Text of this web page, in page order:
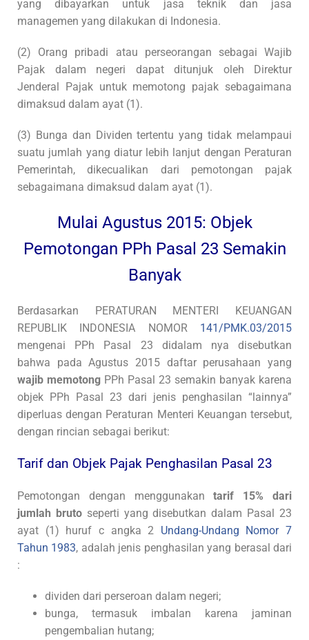
yang dibayarkan untuk jasa teknik dan jasa
managemen yang dilakukan di Indonesia.
(2) Orang pribadi atau perseorangan sebagai Wajib
Pajak dalam negeri dapat ditunjuk oleh Direktur
Jenderal Pajak untuk memotong pajak sebagaimana
dimaksud dalam ayat (1).
(3) Bunga dan Dividen tertentu yang tidak melampaui
suatu jumlah yang diatur lebih lanjut dengan Peraturan
Pemerintah, dikecualikan dari pemotongan pajak
sebagaimana dimaksud dalam ayat (1).
Mulai Agustus 2015: Objek
Pemotongan PPh Pasal 23 Semakin
Banyak
Berdasarkan PERATURAN MENTERI KEUANGAN
REPUBLIK INDONESIA NOMOR 141/PMK.03/2015
mengenai PPh Pasal 23 didalam nya disebutkan
bahwa pada Agustus 2015 daftar perusahaan yang
wajib memotong PPh Pasal 23 semakin banyak karena
objek PPh Pasal 23 dari jenis penghasilan “lainnya”
diperluas dengan Peraturan Menteri Keuangan tersebut,
dengan rincian sebagai berikut:
Tarif dan Objek Pajak Penghasilan Pasal 23
Pemotongan dengan menggunakantarif 15% dari
jumlah brutoseperti yang disebutkan dalam Pasal 23
ayat (1) huruf c angka 2 Undang-Undang Nomor 7
Tahun 1983, adalah jenis penghasilan yang berasal dari
:
dividen dari perseroan dalam negeri;
bunga, termasuk imbalan karena jaminan
pengembalian hutang;